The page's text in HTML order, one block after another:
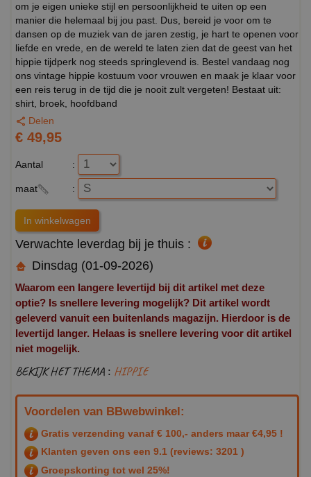
om je eigen unieke stijl en persoonlijkheid te uiten op een
manier die helemaal bij jou past. Dus, bereid je voor om te
dansen op de muziek van de jaren zestig, je hart te openen voor
liefde en vrede, en de wereld te laten zien dat de geest van het
hippie tijdperk nog steeds springlevend is. Bestel vandaag nog
ons vintage hippie kostuum voor vrouwen en maak je klaar voor
een reis terug in de tijd die je nooit zult vergeten! Bestaat uit:
shirt, broek, hoofdband
Delen
€ 49,95
Aantal :
maat :
Verwachte leverdag bij je thuis :
Dinsdag (01-09-2026)
Waarom een langere levertijd bij dit artikel met deze
optie? Is snellere levering mogelijk? Dit artikel wordt
geleverd vanuit een buitenlands magazijn. Hierdoor is de
levertijd langer. Helaas is snellere levering voor dit artikel
niet mogelijk.
BEKIJK HET THEMA : HIPPIE
Voordelen van BBwebwinkel:
Gratis verzending vanaf € 100,- anders maar €4,95 !
Klanten geven ons een 9.1 (reviews: 3201 )
Groepskorting tot wel 25%!